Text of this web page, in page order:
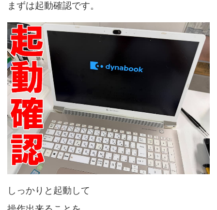
まずは起動確認です。
しっかりと起動して